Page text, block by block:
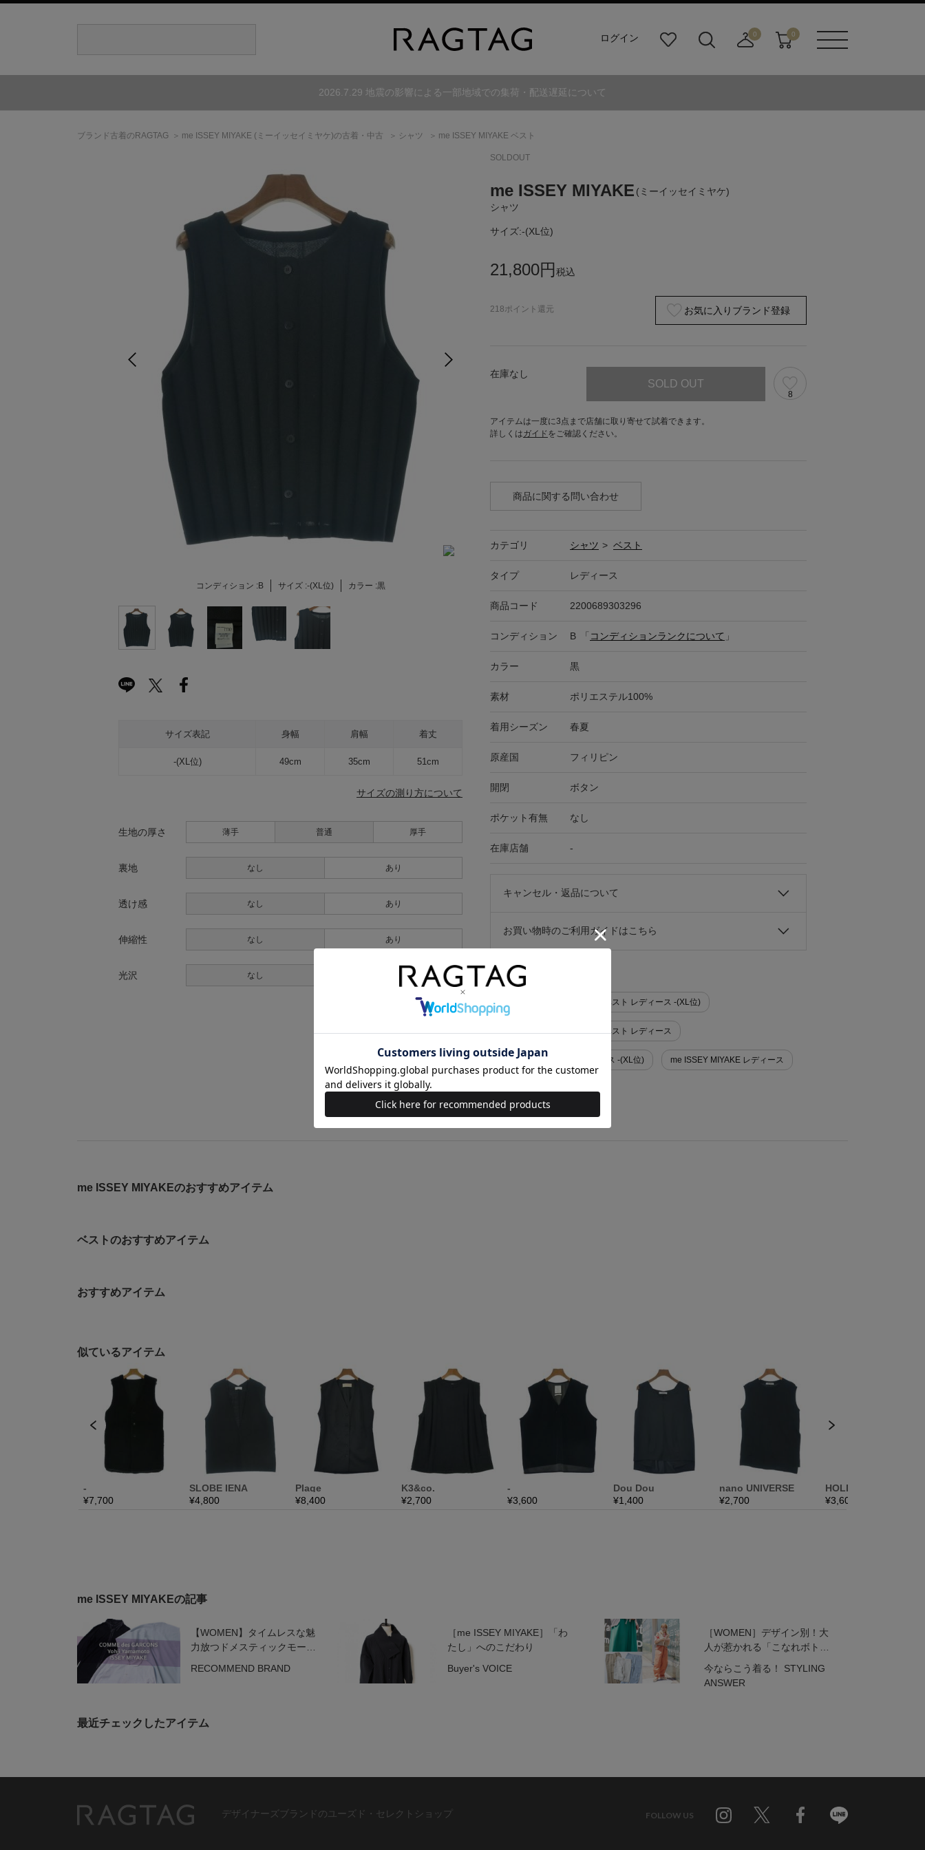
ログイン
り
ダ
0
寄
0
2026.7.29 地震の影響による一部地域での集荷・配送遅延について
ブランド古着のRAGTAG me ISSEY MIYAKE (ミーイッセイミヤケ)の古着・中古 シャツ me ISSEY MIYAKE ベスト
コンディション :B サイズ :-(XL位) カラー :黒
サイズ表記 身幅 肩幅 着丈
-(XL位) 49cm 35cm 51cm
サイズの測り方について
生地の厚さ 薄手 普通 厚手
裏地 なし あり
透け感 なし あり
伸縮性 なし あり
光沢 なし
SOLDOUT
me ISSEY MIYAKE (ミーイッセイミヤケ)
シャツ
サイズ:-(XL位)
21,800円税込
218ポイント還元 お気に入りブランド登録
在庫なし
SOLD OUT
8
アイテムは一度に3点まで店舗に取り寄せて試着できます。
詳しくはガイド をご確認ください。
商品に関する問い合わせ
カテゴリ シャツ > ベスト
タイプ レディース
商品コード 2200689303296
コンディション B 「 コンディションランクについて 」
カラー 黒
素材 ポリエステル100%
着用シーズン 春夏
原産国 フィリピン
開閉 ボタン
ポケット有無 なし
在庫店舗 -
キャンセル・返品について
お買い物時のご利用ガイドはこちら
似た条件で検索
me ISSEY MIYAKE シャツ>ベスト レディース -(XL位)
me ISSEY MIYAKE シャツ>ベスト レディース
me ISSEY MIYAKE レディース -(XL位) me ISSEY MIYAKE レディース
me ISSEY MIYAKEのおすすめアイテム
ベストのおすすめアイテム
おすすめアイテム
me ISSEY MIYAKEの記事
【WOMEN】タイムレスな魅
力放つドメスティックモード
RECOMMEND BRAND
［me ISSEY MIYAKE］「わ
たし」へのこだわり
Buyer's VOICE
［WOMEN］デザイン別！大
人が惹かれる「こなれボトム
今ならこう着る！ STYLING
ANSWER
最近チェックしたアイテム
デザイナーズブランドのユーズド・セレクトショップ FOLLOW US